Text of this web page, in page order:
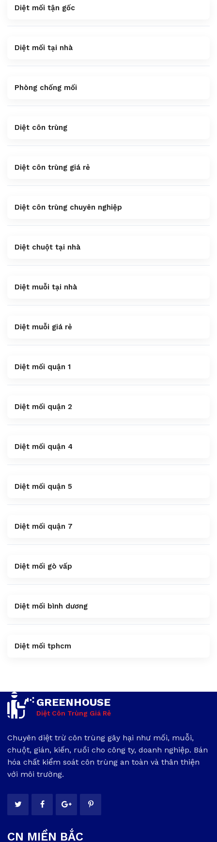
Diệt mối tận gốc
Diệt mối tại nhà
Phòng chống mối
Diệt côn trùng
Diệt côn trùng giá rẻ
Diệt côn trùng chuyên nghiệp
Diệt chuột tại nhà
Diệt muỗi tại nhà
Diệt muỗi giá rẻ
Diệt mối quận 1
Diệt mối quận 2
Diệt mối quận 4
Diệt mối quận 5
Diệt mối quận 7
Diệt mối gò vấp
Diệt mối bình dương
Diệt mối tphcm
GREENHOUSE
Diệt Côn Trùng Giá Rẻ
Chuyên diệt trừ côn trùng gây hại như mối, muỗi,
chuột, gián, kiến, ruồi cho công ty, doanh nghiệp. Bán
hóa chất kiểm soát côn trùng an toàn và thân thiện
với môi trường.
CN MIỀN BẮC